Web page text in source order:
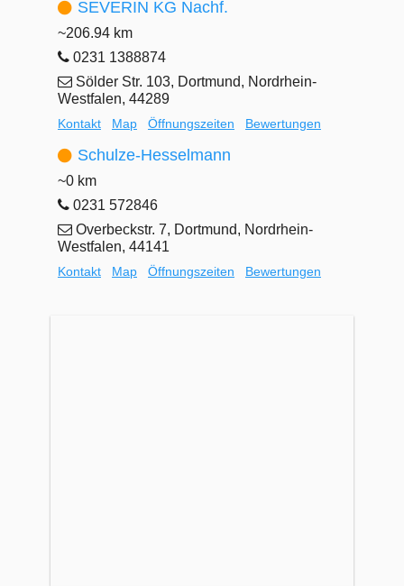
SEVERIN KG Nachf.
~206.94 km
0231 1388874
Sölder Str. 103, Dortmund, Nordrhein-
Westfalen, 44289
Kontakt Map Öffnungszeiten Bewertungen
Schulze-Hesselmann
~0 km
0231 572846
Overbeckstr. 7, Dortmund, Nordrhein-
Westfalen, 44141
Kontakt Map Öffnungszeiten Bewertungen